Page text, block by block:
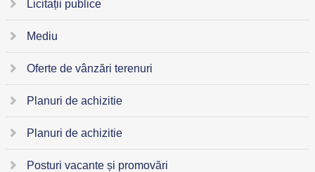
Licitații publice
Mediu
Oferte de vânzări terenuri
Planuri de achizitie
Planuri de achizitie
Posturi vacante și promovări